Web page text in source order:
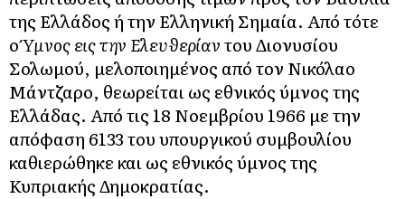
της Ελλάδος ή την Ελληνική Σημαία. Από τότε
οΎμνος εις την Ελευθερίαντου Διονυσίου
Σολωμού, μελοποιημένος από τον Νικόλαο
Μάντζαρο, θεωρείται ως εθνικός ύμνος της
Ελλάδας. Από τις 18 Νοεμβρίου 1966 με την
απόφαση 6133 του υπουργικού συμβουλίου
καθιερώθηκε και ως εθνικός ύμνος της
Κυπριακής Δημοκρατίας.